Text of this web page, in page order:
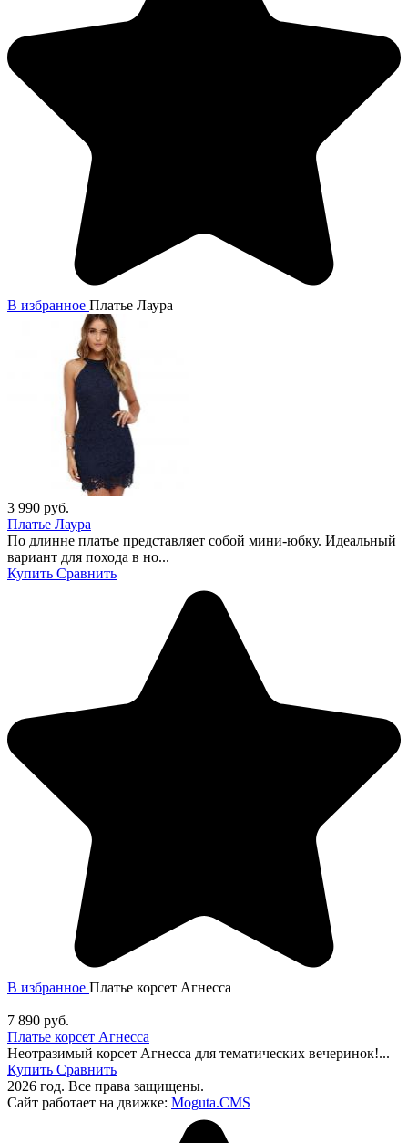
В избранное Платье Лаура
3 990 руб.
Платье Лаура
По длинне платье представляет собой мини-юбку. Идеальный
вариант для похода в но...
Купить Сравнить
В избранное Платье корсет Агнесса
7 890 руб.
Платье корсет Агнесса
Неотразимый корсет Агнесса для тематических вечеринок!...
Купить Сравнить
2026 год. Все права защищены.
Сайт работает на движке: Moguta.CMS